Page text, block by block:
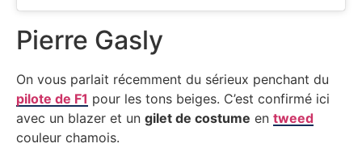
Pierre Gasly
On vous parlait récemment du sérieux penchant du
pilote de F1 pour les tons beiges. C’est confirmé ici
avec un blazer et un gilet de costume en tweed
couleur chamois.